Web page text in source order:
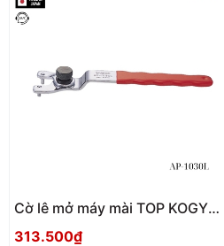
Cờ lê mở máy mài TOP KOGYO
AP-1030L Nhật Bản
313.500₫